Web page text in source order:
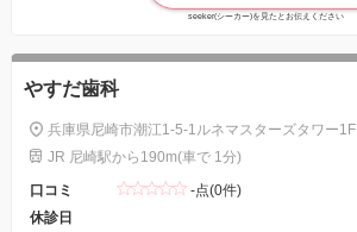
seeker(シーカー)を見たとお伝えください
やすだ歯科
兵庫県尼崎市潮江1-5-1ルネマスターズタワー1F
JR 尼崎駅から190m(車で 1分)
口コミ
-点(0件)
休診日